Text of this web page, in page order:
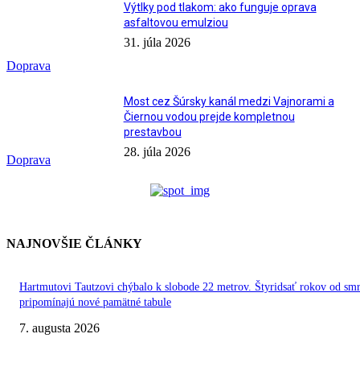
Doprava
Výtlky pod tlakom: ako funguje oprava
asfaltovou emulziou
31. júla 2026
Doprava
Most cez Šúrsky kanál medzi Vajnorami a
Čiernou vodou prejde kompletnou
prestavbou
28. júla 2026
NAJNOVŠIE ČLÁNKY
Hartmutovi Tautzovi chýbalo k slobode 22 metrov. Štyridsať rokov od
pripomínajú nové pamätné tabule
7. augusta 2026